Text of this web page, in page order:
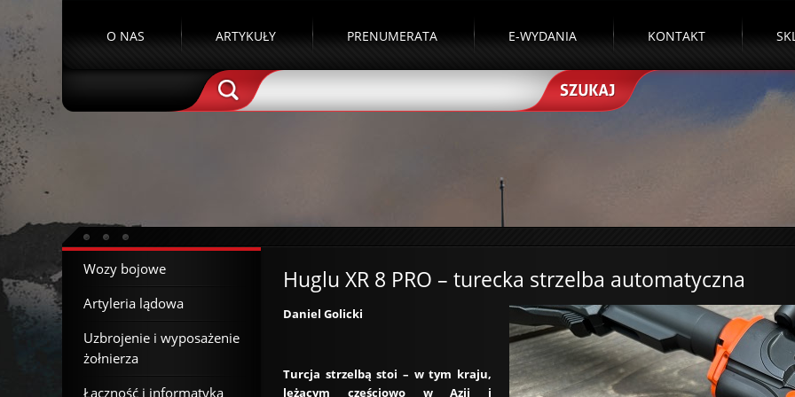
O NAS ARTYKUŁY PRENUMERATA E-WYDANIA KONTAKT
Huglu XR 8 PRO – turecka strzelba automatyczna
Daniel Golicki
Turcja strzelbą stoi – w tym kraju,
leżącym częściowo w Azji i
Wozy bojowe
Artyleria lądowa
Uzbrojenie i wyposażenie
żołnierza
Łączność i informatyka